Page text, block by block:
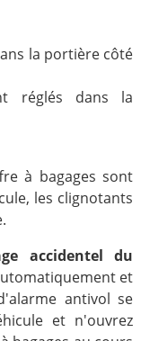
la portière côté
réglés dans la
à bagages sont
les clignotants
accidentel du
et
antivol se
et n'ouvrez